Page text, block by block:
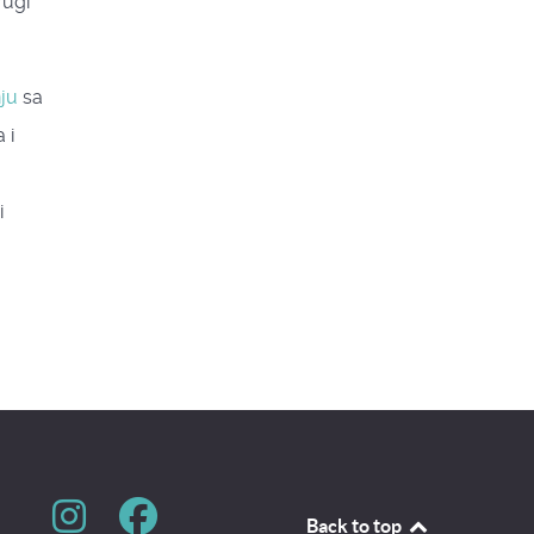
sa
i
Back to top